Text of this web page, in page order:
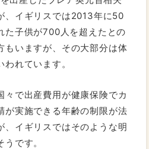
、イギリスでは2013年に50
た子供が700人を超えたとの
もいますが、その大部分は体
れています。
々で出産費用が健康保険でカ
が実施できる年齢の制限が法
、イギリスではそのような明
です。